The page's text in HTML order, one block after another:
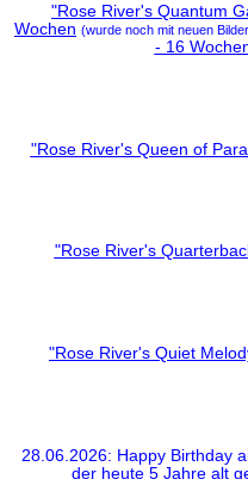
"Rose River's Quantum
Wochen (wurde noch mit neuen
- 16
"Rose River's Queen of
"Rose River's
"Rose River's Quiet
28.06.2026: Happy Birthday
der heute 5 Jahre alt